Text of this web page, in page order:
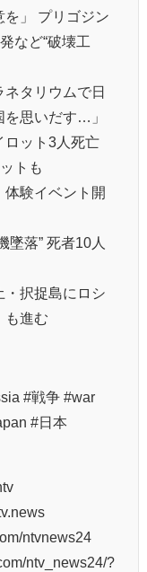
を」 プリゴジン
など“破壊工
ネタリウムで日
を思いだす…」
ロット3人死亡
トも
験イベント開
落” 死者10人
・択捉島にロシ
進む
#戦争 #war
#日本
ntvnews24
ntv_news24/?